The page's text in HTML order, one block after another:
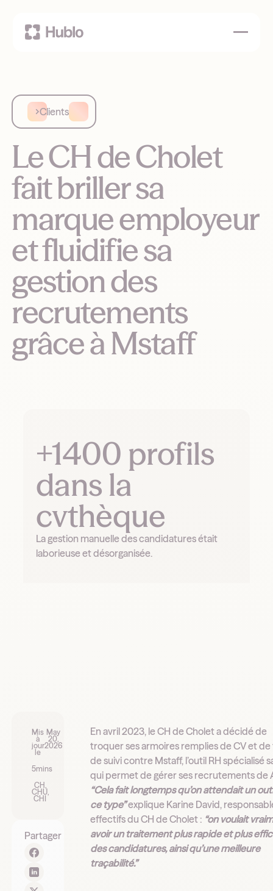
Clients
Le CH de Cholet
fait briller sa
marque employeur
et fluidifie sa
gestion des
recrutements
grâce à Mstaff
+1400 profils
dans la
cvthèque
La gestion manuelle des candidatures était
laborieuse et désorganisée.
Mis
à
jour
le
May
20,
2026
5mins
CH,
CHU,
CHI
Partager
En avril 2023, le CH de Cholet a décidé de
troquer ses armoires remplies de CV et de
de suivi contre Mstaff, l’outil RH spécialisé
qui permet de gérer ses recrutements de
“Cela fait longtemps qu’on attendait un
ce type”explique Karine David,
effectifs du CH de Cholet : “on voulait
avoir un traitement plus rapide et plus
des candidatures, ainsi qu’une meilleure
traçabilité.”